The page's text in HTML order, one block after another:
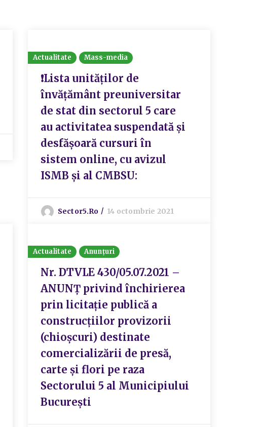
Actualitate Mass-media
❗Lista unităţilor de
învăţământ preuniversitar
de stat din sectorul 5 care
au activitatea suspendată și
desfăşoară cursuri în
sistem online, cu avizul
ISMB și al CMBSU:
Sector5.ro 14 octombrie 2021
Actualitate Anunțuri
Nr. DTVLE 430/05.07.2021 –
ANUNŢ privind închirierea
prin licitație publică a
construcțiilor provizorii
(chioșcuri) destinate
comercializării de presă,
carte și flori pe raza
Sectorului 5 al Municipiului
București